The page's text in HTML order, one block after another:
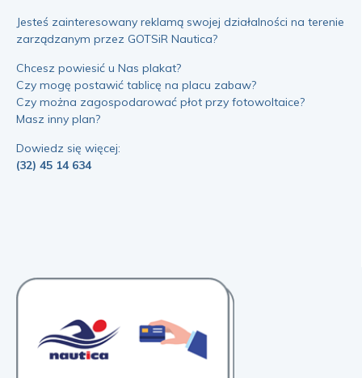
Jesteś zainteresowany reklamą swojej działalności na terenie
zarządzanym przez GOTSiR Nautica?
Chcesz powiesić u Nas plakat?
Czy mogę postawić tablicę na placu zabaw?
Czy można zagospodarować płot przy fotowoltaice?
Masz inny plan?
Dowiedz się więcej:
(32) 45 14 634